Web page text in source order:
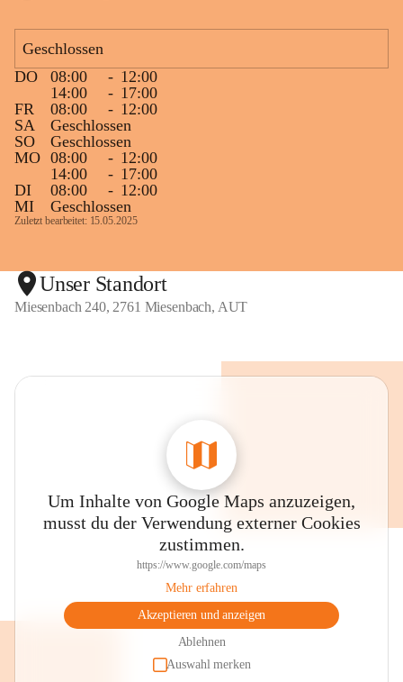
Geschlossen
DO
08:00 - 12:00
14:00
- 17:00
FR
08:00 - 12:00
SA
Geschlossen
SO
Geschlossen
MO 08:00 - 12:00
14:00
- 17:00
DI
08:00 - 12:00
MI
Geschlossen
Zuletzt bearbeitet: 15.05.2025
Unser Standort
Miesenbach 240, 2761 Miesenbach, AUT
Um Inhalte von Google Maps anzuzeigen,
musst du der Verwendung externer Cookies
zustimmen.
https://www.google.com/maps
Mehr erfahren
Akzeptieren und anzeigen
Ablehnen
Auswahl merken